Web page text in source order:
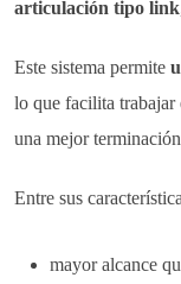
articulación tipo link
Este sistema permite
lo que facilita trabajar
una mejor
Entre sus
mayor alcance